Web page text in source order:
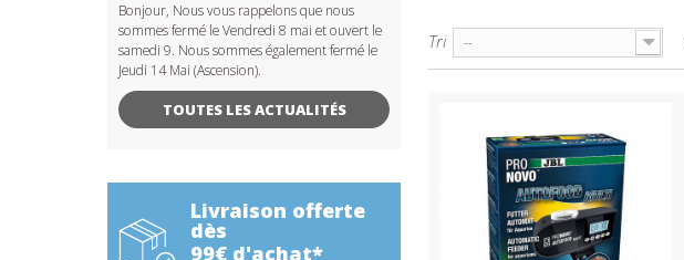
Tri --
Bonjour, Nous vous rappelons que nous
sommes fermé le Vendredi 8 mai et ouvert le
samedi 9. Nous sommes également fermé le
Jeudi 14 Mai (Ascension).
TOUTES LES ACTUALITÉS
Livraison offerte
dès
99€ d'achat*